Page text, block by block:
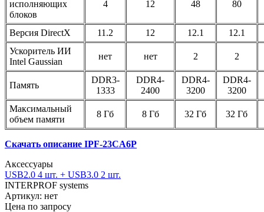
исполняющих
блоков
4 12 48 80
Версия DirectX 11.2 12 12.1
12.1
Ускоритель ИИ
Intel Gaussian
нет нет 2 2
Память
DDR3-
1333
DDR4-
2400
DDR4-
3200
DDR4-
3200
Максимальный
объем памяти
8 Гб 8 Гб 32 Гб 32 Гб
Скачать описание IPF-23CA6P
Аксессуары
USB2.0 4 шт. + USB3.0 2 шт.
INTERPROF systems
Артикул: нет
Цена по запросу